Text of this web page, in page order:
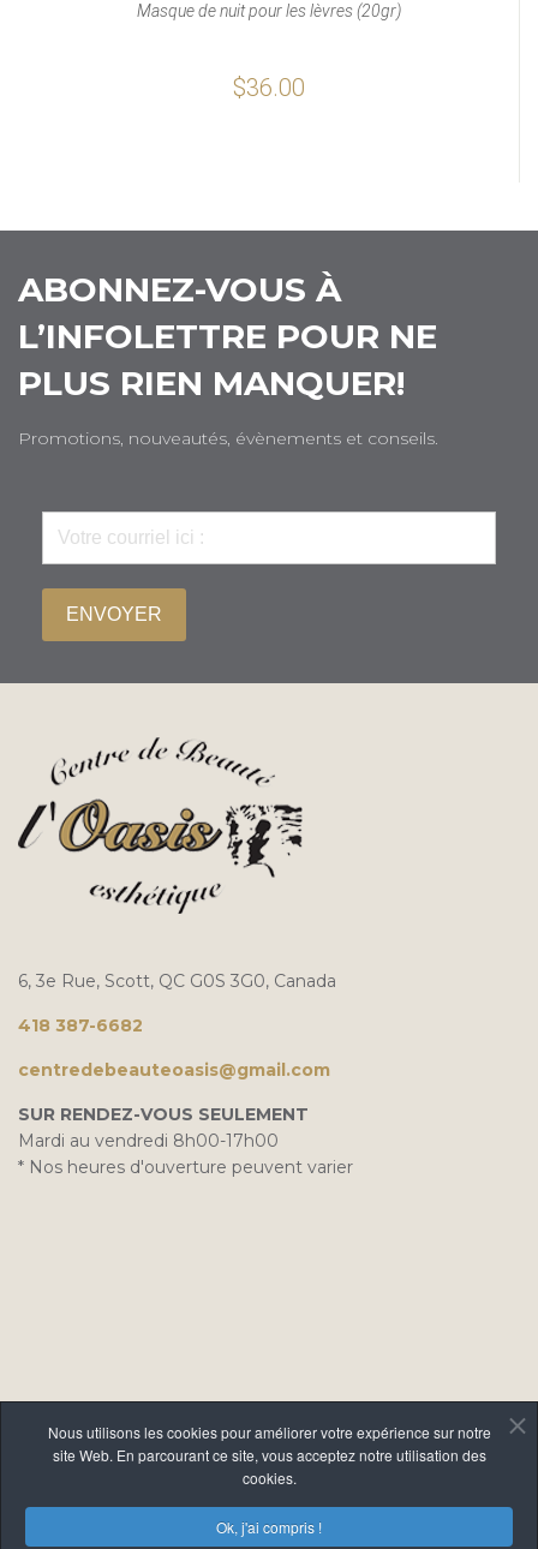
Masque de nuit pour les lèvres (20gr)
$36.00
ABONNEZ-VOUS À
L’INFOLETTRE POUR NE
PLUS RIEN MANQUER!
Promotions, nouveautés, évènements et conseils.
ENVOYER
6, 3e Rue, Scott, QC G0S 3G0, Canada
418 387-6682
centredebeauteoasis@gmail.com
SUR RENDEZ-VOUS SEULEMENT
Mardi au vendredi 8h00-17h00
* Nos heures d'ouverture peuvent varier
Nous utilisons les cookies pour améliorer votre expérience sur notre
site Web. En parcourant ce site, vous acceptez notre utilisation des
cookies.
Ok, j'ai compris !